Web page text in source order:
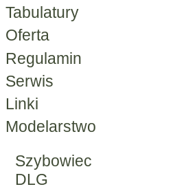
Tabulatury
Oferta
Regulamin
Serwis
Linki
Modelarstwo
Szybowiec
DLG